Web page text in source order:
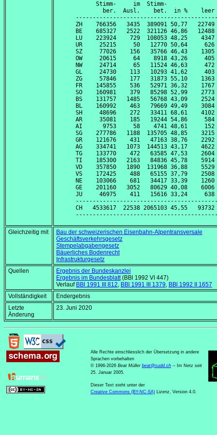
Stimm-     im  Stimm-
ber.  Ausl.    bet.  in %
ZH    766356   3435  389091 50,77
BE    685327   2522  321126 46,86
LU    223924    729  108053 48,25
UR     25215     50   12770 50,64
SZ     77026    156   35766 46,43
OW     20615     64    8918 43,26
NW     24714     65   11524 46,63
GL     24730    113   10293 41,62
ZG     57846    177   31873 55,10
FR    145855    536   52971 36,32
SO    160981    379   85298 52,99
BS    131757   1485   56768 43,09
BL    160992    463   79669 49,49
SH     48696    272   33411 68,61
AR     35081    185   19244 54,86
AI      9753     58    4741 48,61
SG    277786   1188  135705 48,85
GR    121676    431   47163 38,76
AG    334741   1073  144513 43,17
TG    133770    472   63585 47,53
TI    185300   2163   84836 45,78
VD    357850   1890  131968 36,88
VS    172425    488   65155 37,79
NE    103066    681   34417 33,39
GE    201160   3052   80629 40,08
JU     46975    411   15616 33,24
CH   4533617  22538 2065103 45,55
Gleichzeitig mit
Bau der schweizerischen Eisenbahn-Alpentransversale
Geschäftsverkehrsgesetz
Stempelabgabengesetz
Bäuerliches Bodenrecht
Infrastrukturgesetz
Quellen
Ergebnis der Bundeskanzlei
Ergebnis im Bundesblatt(BBl 1992 VI 447)
Verlauf BBl 1991 III 812, BBl 1991 III 1379, BBl 1992 II 1657
Vollständigkeit
Endergebnis
Letzte
Änderung
23. Juni 2020
Alle Rechte einschliesslich der Übersetzung in andere
Sprachen vorbehalten
© 1996-2026 Beat Müller beat@sudd.ch -- Im Netz seit
25. Januar 2005.
Dieser Text steht unter der
Creative Commons (BY-NC-SA) Lizenz, Version 4.0.